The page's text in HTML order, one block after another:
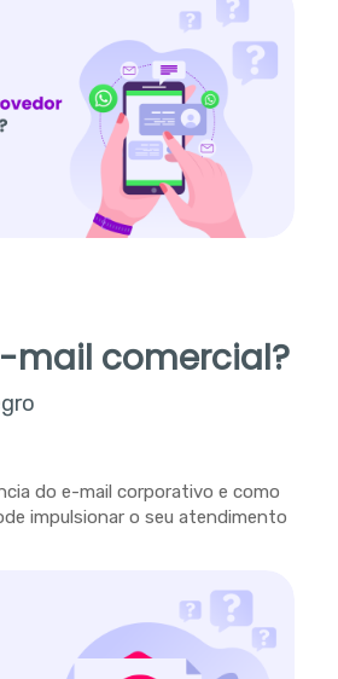
mail comercial?
do e-mail corporativo e como
impulsionar o seu atendimento